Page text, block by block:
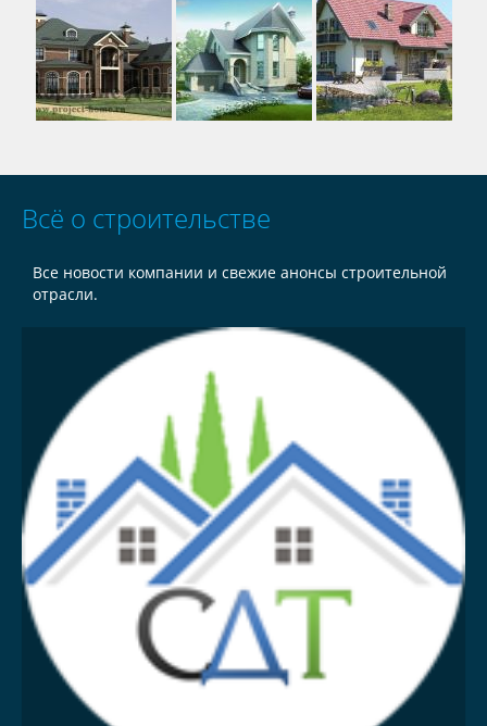
Всё о строительстве
Все новости компании и свежие анонсы строительной
отрасли.